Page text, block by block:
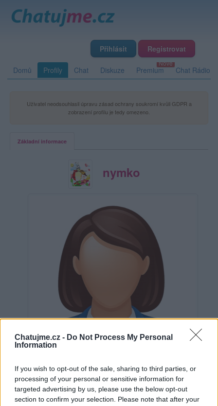
Chatujme.cz - Do Not Process My Personal
Information
If you wish to opt-out of the sale, sharing to third parties, or
processing of your personal or sensitive information for
targeted advertising by us, please use the below opt-out
section to confirm your selection. Please note that after your
Přihlásit Registrovat
Domů Profily Chat Diskuze Premium Chat Rádio
Uživatel neodsouhlasil úpravu zásad ochrany soukromí kvůli GDPR a
zobrazení profilu je tedy omezeno.
Základní informace
nymko